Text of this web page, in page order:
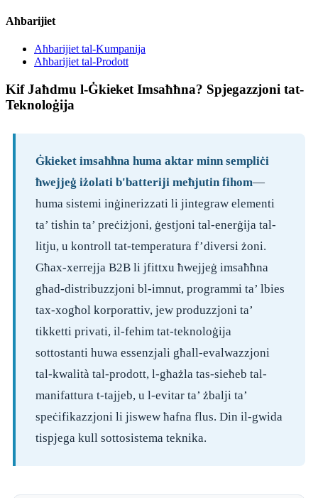
Aħbarijiet
Aħbarijiet tal-Kumpanija
Aħbarijiet tal-Prodott
Kif Jaħdmu l-Ġkieket Imsaħħna? Spjegazzjoni tat-
Teknoloġija
Ġkieket imsaħħna huma aktar minn sempliċi
ħwejjeġ iżolati b'batteriji meħjutin fihom—
huma sistemi inġinerizzati li jintegraw elementi
ta’ tisħin ta’ preċiżjoni, ġestjoni tal-enerġija tal-
litju, u kontroll tat-temperatura f’diversi żoni.
Għax-xerrejja B2B li jfittxu ħwejjeġ imsaħħna
għad-distribuzzjoni bl-imnut, programmi ta’ lbies
tax-xogħol korporattiv, jew produzzjoni ta’
tikketti privati, il-fehim tat-teknoloġija
sottostanti huwa essenzjali għall-evalwazzjoni
tal-kwalità tal-prodott, l-għażla tas-sieħeb tal-
manifattura t-tajjeb, u l-evitar ta’ żbalji ta’
speċifikazzjoni li jiswew ħafna flus. Din il-gwida
tispjega kull sottosistema teknika.